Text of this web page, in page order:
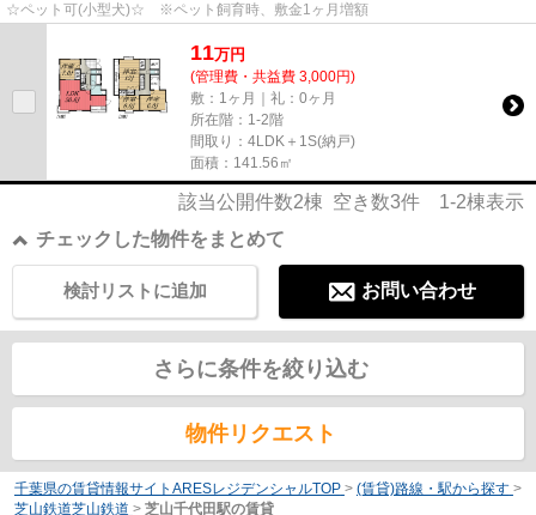
☆ペット可(小型犬)☆ ※ペット飼育時、敷金1ヶ月増額
11万円
(管理費・共益費 3,000円)
敷：1ヶ月｜礼：0ヶ月
所在階：1-2階
間取り：4LDK＋1S(納戸)
面積：141.56㎡
該当公開件数2棟 空き数3件 1-2棟表示
チェックした物件をまとめて
お問い合わせ
検討リストに追加
さらに条件を絞り込む
物件リクエスト
千葉県の賃貸情報サイトARESレジデンシャルTOP > (賃貸)路線・駅から探す >
芝山鉄道芝山鉄道 > 芝山千代田駅の賃貸